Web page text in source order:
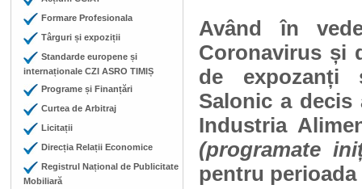
Formare Profesionala
Târguri și expoziții
Standarde europene și
internaționale CZI ASRO TIMIȘ
Programe și Finanțări
Curtea de Arbitraj
Licitații
Direcția Relații Economice
Registrul Național de Publicitate
Mobiliară
Având în
Coronavirus și
de expozanți
Salonic a decis
Industria
(programate
pentru perioada